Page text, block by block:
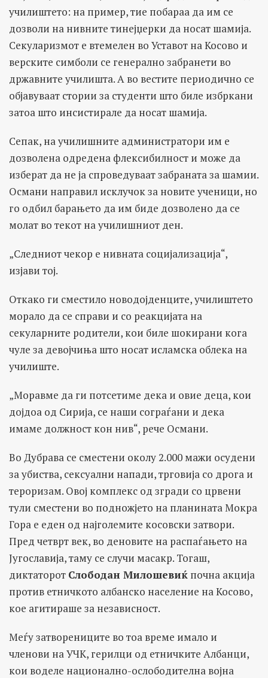
училиштето: на пример, тие побараа да им се
дозволи на нивните тинејџерки да носат шамија.
Секуларизмот е втемелен во Уставот на Косово и
верските симболи се генерално забранети во
државните училишта. А во вестите периодично се
објавуваат стории за студенти што биле избркани
затоа што инсистирале да носат шамија.
Сепак, на училишните администратори им е
дозволена одредена флексибилност и може да
изберат да не ја спроведуваат забраната за шамии.
Османи направил исклучок за новите ученици, но
го одбил барањето да им биде дозволено да се
молат во текот на училишниот ден.
„Следниот чекор е нивната социјализација“,
изјави тој.
Откако ги сместило новодојденците, училиштето
морало да се справи и со реакцијата на
секуларните родители, кои биле шокирани кога
чуле за девојчиња што носат исламска облека на
училиште.
„Моравме да ги потсетиме дека и овие деца, кои
дојдоа од Сирија, се наши сограѓани и дека
имаме должност кон нив“, рече Османи.
Во Дубрава се сместени околу 2.000 мажи осудени
за убиства, сексуални напади, трговија со дрога и
тероризам. Овој комплекс од згради со црвени
тули сместени во подножјето на планината Мокра
Гора е еден од најголемите косовски затвори.
Пред четврт век, во деновите на распаѓањето на
Југославија, таму се случи масакр. Тогаш,
диктаторот Слободан Милошевиќ почна акција
против етничкото албанско население на Косово,
кое агитираше за независност.
Меѓу затворениците во тоа време имало и
членови на УЧК, герилци од етничките Албанци,
кои воделе национално-ослободителна војна